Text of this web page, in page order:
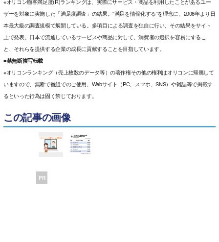
※オリコン顧客満足度(R)ランキングは、実際にサービス・商品を利用したことがあるユー
ザーを対象に実施した「満足度調査」の結果。“満足を情報化する”を理念に、2006年より日
本最大級の調査規模で展開している。多項目による調査を独自に行い、その結果をサイト
上で発表。日本で流通しているサービスや商品に対して、消費者の選択を容易にするこ
と、それらを提供する企業の成長に貢献することを目指しています。
■禁無断複写転載
※オリコンランキング（売上枚数のデータ等）の著作権その他の権利はオリコンに帰属して
いますので、無断で番組でのご使用、Webサイト（PC、スマホ、SNS）や雑誌等で掲載す
るといった行為は固く禁じております。
この記事の画像
PR